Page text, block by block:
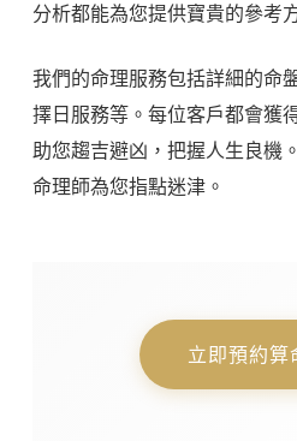
分析都能為您提供寶貴的參考
我們的命理服務包括詳細的命
擇日服務等。每位客戶都會獲
助您趨吉避凶，把握人生良機
命理師為您指點迷津。
立即預約算